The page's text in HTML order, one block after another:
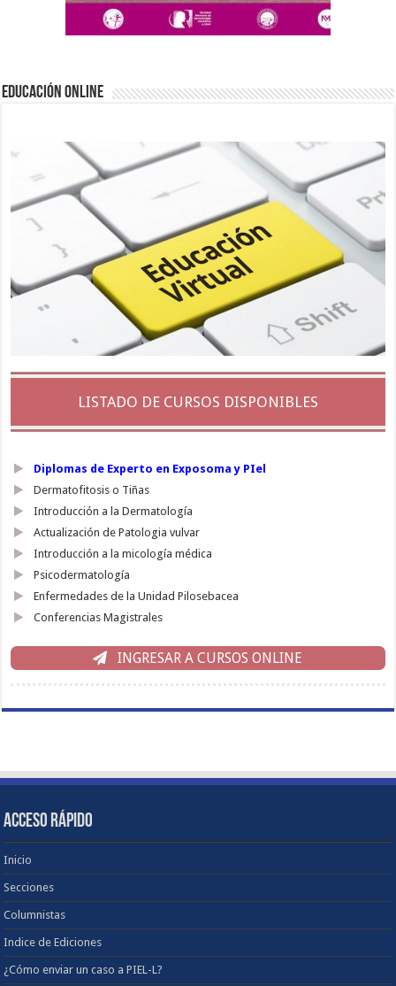
EDUCACIÓN ONLINE
LISTADO DE CURSOS DISPONIBLES
Diplomas de Experto en Exposoma y PIel
Dermatofitosis o Tiñas
Introducción a la Dermatología
Actualización de Patologia vulvar
Introducción a la micología médica
Psicodermatología
Enfermedades de la Unidad Pilosebacea
Conferencias Magistrales
INGRESAR A CURSOS ONLINE
ACCESO RÁPIDO
Inicio
Secciones
Columnistas
Indice de Ediciones
¿Cómo enviar un caso a PIEL-L?